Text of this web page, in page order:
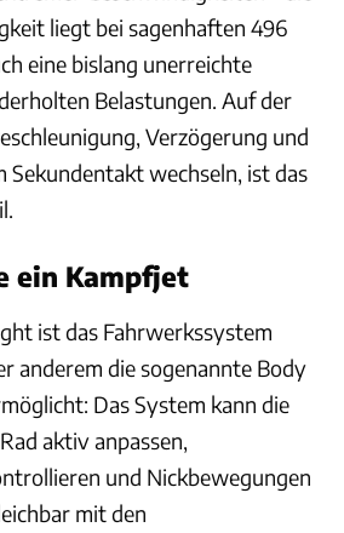
liegt bei sagenhaften 496
eine bislang unerreichte
Belastungen. Auf der
Verzögerung und
Sekundentakt wechseln, ist das
ein Kampfjet
ist das Fahrwerkssystem
anderem die sogenannte Body
Das System kann die
aktiv anpassen,
und Nickbewegungen
mit den